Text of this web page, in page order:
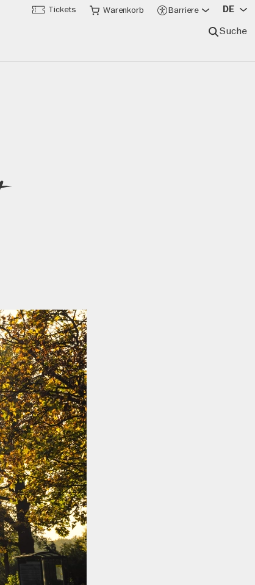
Suche
Tickets Warenkorb Barriere DE